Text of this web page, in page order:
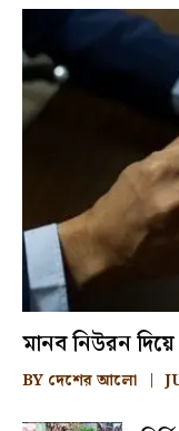
মানব নিউরন দিয়ে
BY দেশের আলো